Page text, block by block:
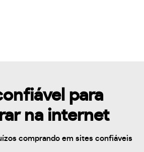
para
na internet
comprando em sites confiáveis